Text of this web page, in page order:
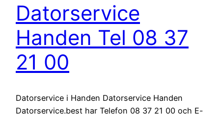
Datorservice
Handen Tel 08 37
21 00
Datorservice i Handen Datorservice Handen
Datorservice.best har Telefon 08 37 21 00 och E-